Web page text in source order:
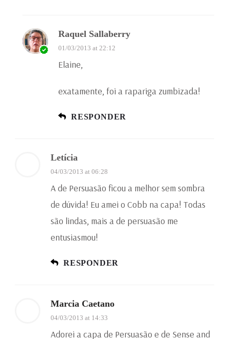
Raquel Sallaberry
01/03/2013 at 22:12
Elaine,
exatamente, foi a rapariga zumbizada!
RESPONDER
Letícia
04/03/2013 at 06:28
A de Persuasão ficou a melhor sem sombra
de dúvida! Eu amei o Cobb na capa! Todas
são lindas, mais a de persuasão me
entusiasmou!
RESPONDER
Marcia Caetano
04/03/2013 at 14:33
Adorei a capa de Persuasão e de Sense and